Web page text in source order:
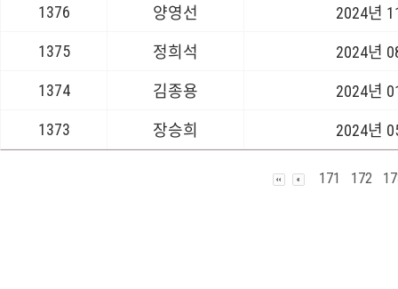
1376 양영선 2024년
1375 정희석 2024년
1374 김종용 2024년
1373 장승희 2024년
171 172